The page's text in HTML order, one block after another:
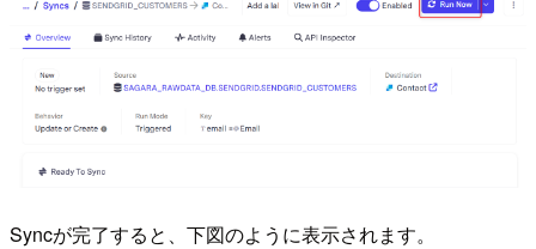
Syncが完了すると、下図のように表示されます。